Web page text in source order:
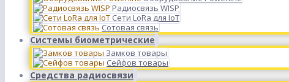
Радиосвязь WISP
Сети LoRa для IoT
Сотовая связь
Системы биометрические
Замков товары
Сейфов товары
Средства радиосвязи